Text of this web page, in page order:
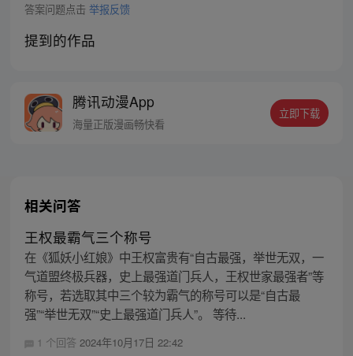
答案问题点击 举报反馈
提到的作品
腾讯动漫App
海量正版漫画畅快看
立即下载
相关问答
王权最霸气三个称号
在《狐妖小红娘》中王权富贵有“自古最强，举世无双，一
气道盟终极兵器，史上最强道门兵人，王权世家最强者”等
称号，若选取其中三个较为霸气的称号可以是“自古最
强”“举世无双”“史上最强道门兵人”。 等待...
1 个回答 2024年10月17日 22:42